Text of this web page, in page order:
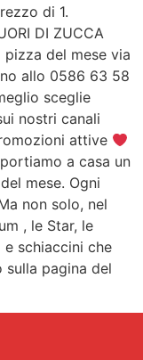
di 1.
DI ZUCCA
del mese via
allo 0586 63 58
sceglie
nostri canali
attive
a casa un
mese. Ogni
non solo, nel
, le Star, le
schiaccini che
sulla pagina del